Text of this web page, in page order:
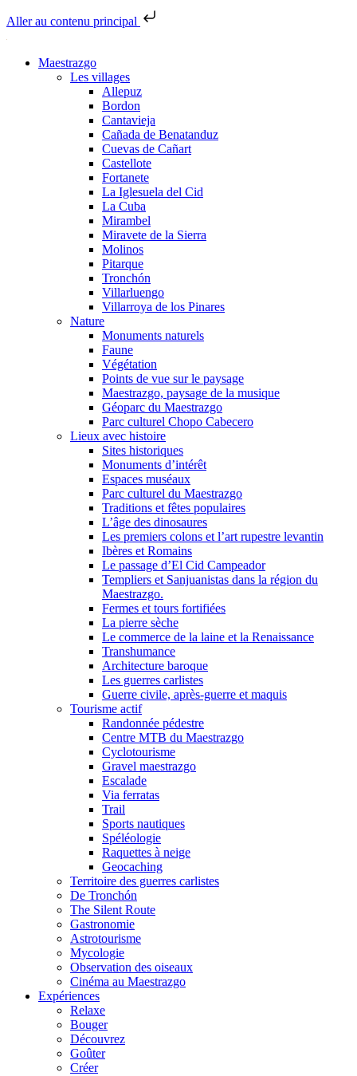
Aller au contenu principal
Maestrazgo
Les villages
Allepuz
Bordon
Cantavieja
Cañada de Benatanduz
Cuevas de Cañart
Castellote
Fortanete
La Iglesuela del Cid
La Cuba
Mirambel
Miravete de la Sierra
Molinos
Pitarque
Tronchón
Villarluengo
Villarroya de los Pinares
Nature
Monuments naturels
Faune
Végétation
Points de vue sur le paysage
Maestrazgo, paysage de la musique
Géoparc du Maestrazgo
Parc culturel Chopo Cabecero
Lieux avec histoire
Sites historiques
Monuments d’intérêt
Espaces muséaux
Parc culturel du Maestrazgo
Traditions et fêtes populaires
L’âge des dinosaures
Les premiers colons et l’art rupestre levantin
Ibères et Romains
Le passage d’El Cid Campeador
Templiers et Sanjuanistas dans la région du
Maestrazgo.
Fermes et tours fortifiées
La pierre sèche
Le commerce de la laine et la Renaissance
Transhumance
Architecture baroque
Les guerres carlistes
Guerre civile, après-guerre et maquis
Tourisme actif
Randonnée pédestre
Centre MTB du Maestrazgo
Cyclotourisme
Gravel maestrazgo
Escalade
Via ferratas
Trail
Sports nautiques
Spéléologie
Raquettes à neige
Geocaching
Territoire des guerres carlistes
De Tronchón
The Silent Route
Gastronomie
Astrotourisme
Mycologie
Observation des oiseaux
Cinéma au Maestrazgo
Expériences
Relaxe
Bouger
Découvrez
Goûter
Créer